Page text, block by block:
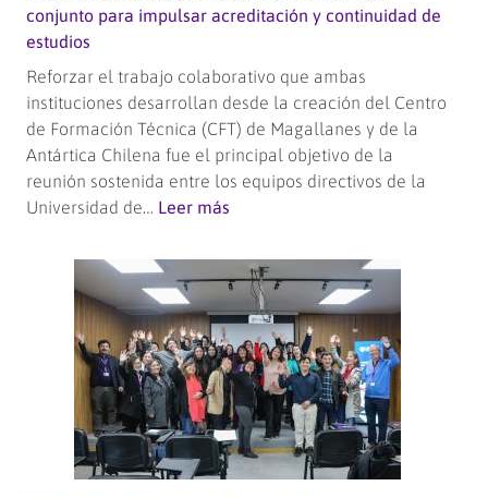
conjunto para impulsar acreditación y continuidad de
estudios
Reforzar el trabajo colaborativo que ambas
instituciones desarrollan desde la creación del Centro
de Formación Técnica (CFT) de Magallanes y de la
Antártica Chilena fue el principal objetivo de la
reunión sostenida entre los equipos directivos de la
Universidad de… Leer más
y
CFT
de
Magallanes
fortalecen
trabajo
conjunto
para
impulsar